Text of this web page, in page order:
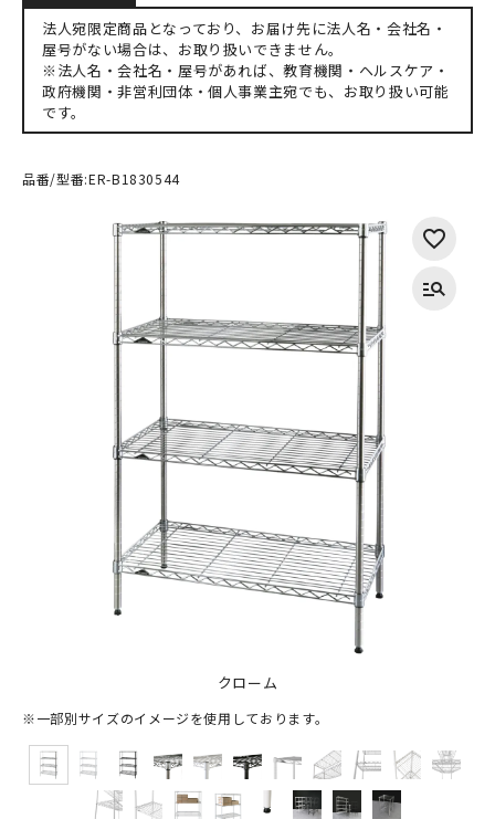
法人宛限定商品となっており、お届け先に法人名・会社名・
屋号がない場合は、お取り扱いできません。
※法人名・会社名・屋号があれば、教育機関・ヘルスケア・
政府機関・非営利団体・個人事業主宛でも、お取り扱い可能
です。
品番/型番:ER-B1830544
クローム
※一部別サイズのイメージを使用しております。